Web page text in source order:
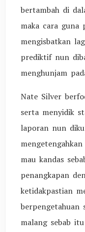
bertambah di
maka cara guna
mengisbatkan
prediktif nun
menghunjam
Nate Silver
serta menyidik
laporan nun
mau kandas
penangkapan
ketidakpastian
berpengetahuan
malang sebab